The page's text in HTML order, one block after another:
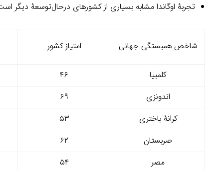
تجربۀ اوگاندا مشابه بسیاری از کشورهای درحال‌توسعۀ دیگر است:
شاخص همبستگی جهانی امتیاز کشور
کلمبیا
۴۶
اندونزی
۶۹
کرانۀ باختری
۵۳
صربستان
۶۲
مصر
۵۴